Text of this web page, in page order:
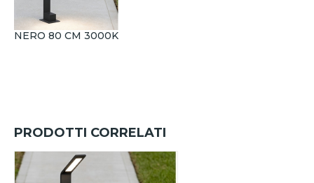
NERO 80 CM 3000K
PRODOTTI CORRELATI